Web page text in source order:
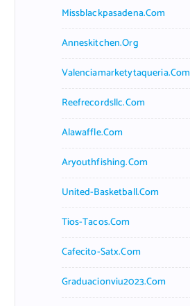
Missblackpasadena.com
Anneskitchen.org
Valenciamarketytaqueria.com
Reefrecordsllc.com
Alawaffle.com
Aryouthfishing.com
United-Basketball.com
Tios-Tacos.com
Cafecito-Satx.com
Graduacionviu2023.com